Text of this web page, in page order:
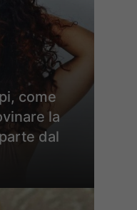
come
la
dal